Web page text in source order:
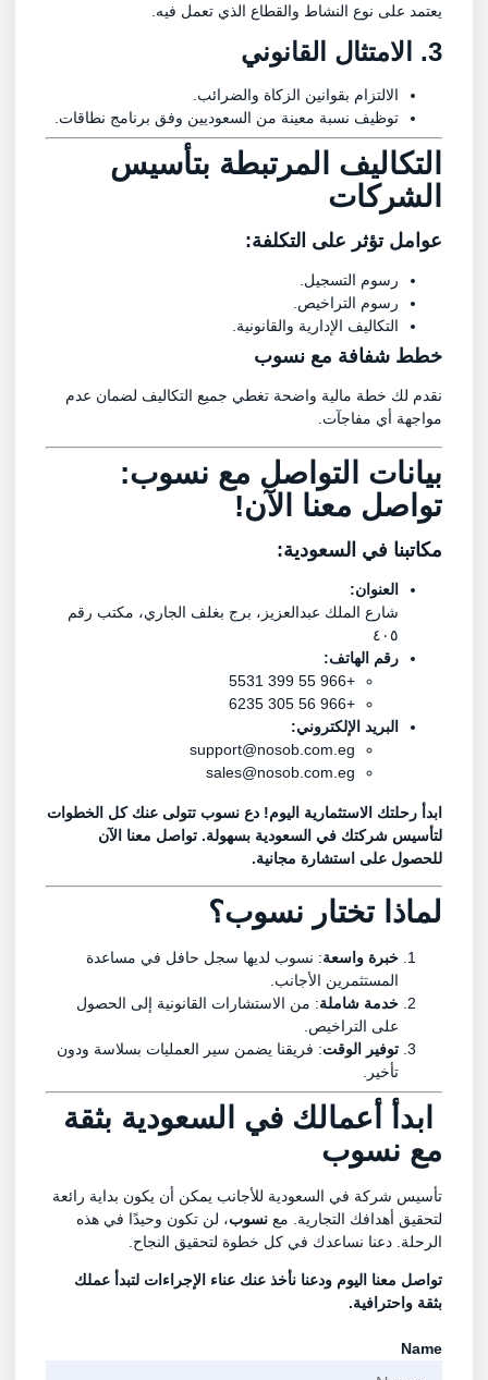
يعتمد على نوع النشاط والقطاع الذي تعمل فيه.
3. الامتثال القانوني
الالتزام بقوانين الزكاة والضرائب.
توظيف نسبة معينة من السعوديين وفق برنامج نطاقات.
التكاليف المرتبطة بتأسيس
الشركات
عوامل تؤثر على التكلفة:
رسوم التسجيل.
رسوم التراخيص.
التكاليف الإدارية والقانونية.
خطط شفافة مع نسوب
نقدم لك خطة مالية واضحة تغطي جميع التكاليف لضمان عدم
مواجهة أي مفاجآت.
بيانات التواصل مع نسوب:
تواصل معنا الآن!
مكاتبنا في السعودية:
العنوان:
شارع الملك عبدالعزيز، برج بغلف الجاري، مكتب رقم
٤٠٥
رقم الهاتف:
البريد الإلكتروني:
support@nosob.com.eg
sales@nosob.com.eg
ابدأ رحلتك الاستثمارية اليوم! دع نسوب تتولى عنك كل الخطوات
لتأسيس شركتك في السعودية بسهولة. تواصل معنا الآن
للحصول على استشارة مجانية.
لماذا تختار نسوب؟
خبرة واسعة: نسوب لديها سجل حافل في مساعدة
المستثمرين الأجانب.
خدمة شاملة: من الاستشارات القانونية إلى الحصول
على التراخيص.
توفير الوقت: فريقنا يضمن سير العمليات بسلاسة ودون
تأخير.
ابدأ أعمالك في السعودية بثقة
معنسوب
تأسيس شركة في السعودية للأجانب يمكن أن يكون بداية رائعة
لتحقيق أهدافك التجارية. معنسوب، لن تكون وحيدًا في هذه
الرحلة. دعنا نساعدك في كل خطوة لتحقيق النجاح.
تواصل معنا اليوم ودعنا نأخذ عنك عناء الإجراءات لتبدأ عملك
بثقة واحترافية.
Name